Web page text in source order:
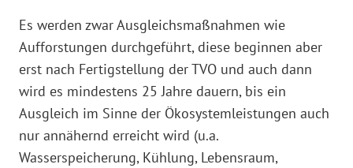
Es werden zwar Ausgleichsmaßnahmen wie
Aufforstungen durchgeführt, diese beginnen aber
erst nach Fertigstellung der TVO und auch dann
wird es mindestens 25 Jahre dauern, bis ein
Ausgleich im Sinne der Ökosystemleistungen auch
nur annähernd erreicht wird (u.a.
Wasserspeicherung, Kühlung, Lebensraum,